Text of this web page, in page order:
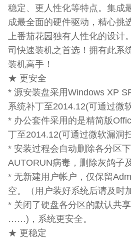
稳定、更人性化等特点。集成
成最全面的硬件驱动，精心挑
上番茄花园独有人性化的设计
司快速装机之首选！拥有此系
装机高手！
★ 更安全
* 源安装盘采用Windows XP
系统补丁至2014.12(可通过微
* 办公套件采用的是精简版
丁至2014.12(可通过微软漏洞
* 安装过程会自动删除各分区
AUTORUN病毒，删除灰鸽子
* 无新建用户帐户，仅保留
空。（用户装好系统后请及时
* 关闭了硬盘各分区的默认共
……)，系统更安全。
★ 更稳定